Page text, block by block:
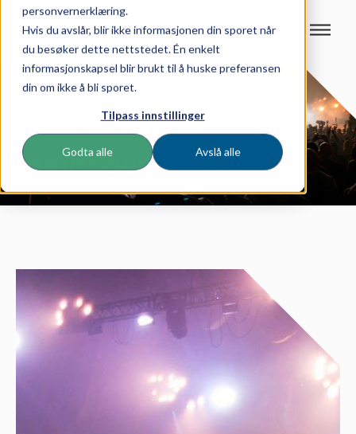
personvernerklæring.
Hvis du avslår, blir ikke informasjonen din sporet når
du besøker dette nettstedet. Én enkelt
informasjonskapsel blir brukt til å huske preferansen
din om ikke å bli sporet.
Tilpass innstillinger
Godta alle Avslå alle
Fagråd kreative og
kulturbaserte
næringer